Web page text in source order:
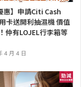
惠】申請Citi Cash
卡送開利抽濕機 價值
仲有LOJEL行李箱等
4 月 4 日